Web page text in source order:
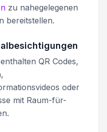
zu nahegelegenen
bereitstellen.
QR Codes,
oder
mit Raum-für-